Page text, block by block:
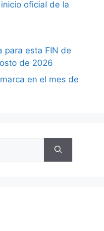
oficial de la
para esta FIN de
de 2026
en el mes de